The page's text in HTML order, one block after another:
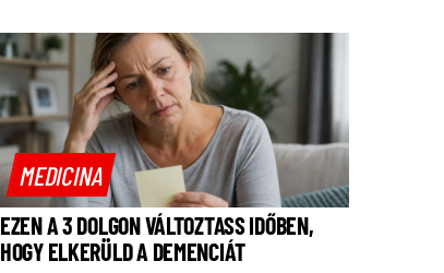
MEDICINA
EZEN A 3 DOLGON VÁLTOZTASS IDŐBEN,
HOGY ELKERÜLD A DEMENCIÁT